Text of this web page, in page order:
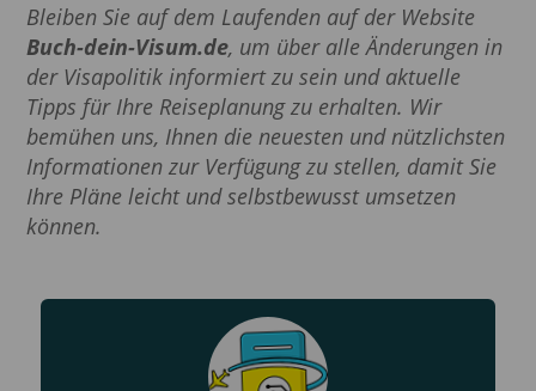
Bleiben Sie auf dem Laufenden auf der Website
Buch-dein-Visum.de, um über alle Änderungen in
der Visapolitik informiert zu sein und aktuelle
Tipps für Ihre Reiseplanung zu erhalten. Wir
bemühen uns, Ihnen die neuesten und nützlichsten
Informationen zur Verfügung zu stellen, damit Sie
Ihre Pläne leicht und selbstbewusst umsetzen
können.